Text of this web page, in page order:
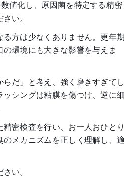
値化し、原因菌を特定する精密
い。
方は少なくありません。更年期
環境にも大きな影響を与えま
だ」と考え、強く磨きすぎてし
シングは粘膜を傷つけ、逆に細
密検査を行い、お一人おひとり
メカニズムを正しく理解し、適
い。